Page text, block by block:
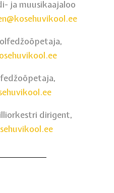
ja muusikaajaloo
dirigent,